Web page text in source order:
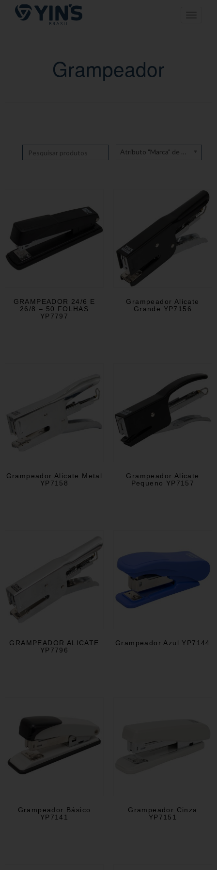
Pular
para
Toggle
Grampeador
Atributo "Marca" de produto
GRAMPEADOR 24/6 E
26/8 – 50 FOLHAS
YP7797
Grampeador Alicate
Grande YP7156
Grampeador Alicate Metal
YP7158
Grampeador Alicate
Pequeno YP7157
GRAMPEADOR ALICATE
YP7796
Grampeador Azul YP7144
Grampeador Básico
YP7141
Grampeador Cinza
YP7151